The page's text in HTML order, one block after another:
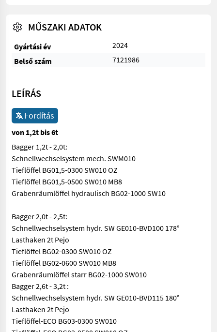
MŰSZAKI ADATOK
Gyártási év
2024
Belső szám
7121986
LEÍRÁS
Fordítás
von 1,2t bis 6t
Bagger 1,2t - 2,0t:
Schnellwechselsystem mech. SWM010
Tieflöffel BG01,5-0300 SW010 OZ
Tieflöffel BG01,5-0500 SW010 MB8
Grabenräumlöffel hydraulisch BG02-1000 SW10
Bagger 2,0t - 2,5t:
Schnellwechselsystem hydr. SW GE010-BVD100 178°
Lasthaken 2t Pejo
Tieflöffel BG02-0300 SW010 OZ
Tieflöffel BG02-0600 SW010 MB8
Grabenräumlöffel starr BG02-1000 SW010
Bagger 2,6t - 3,2t :
Schnellwechselsystem hydr. SW GE010-BVD115 180°
Lasthaken 2t Pejo
Tieflöffel-ECO BG03-0300 SW010